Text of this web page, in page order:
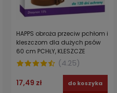
HAPPS obroża przeciw pchłom i
kleszczom dla dużych psów
60 cm PCHŁY, KLESZCZE
(4.25)
17,49 zł do koszyka